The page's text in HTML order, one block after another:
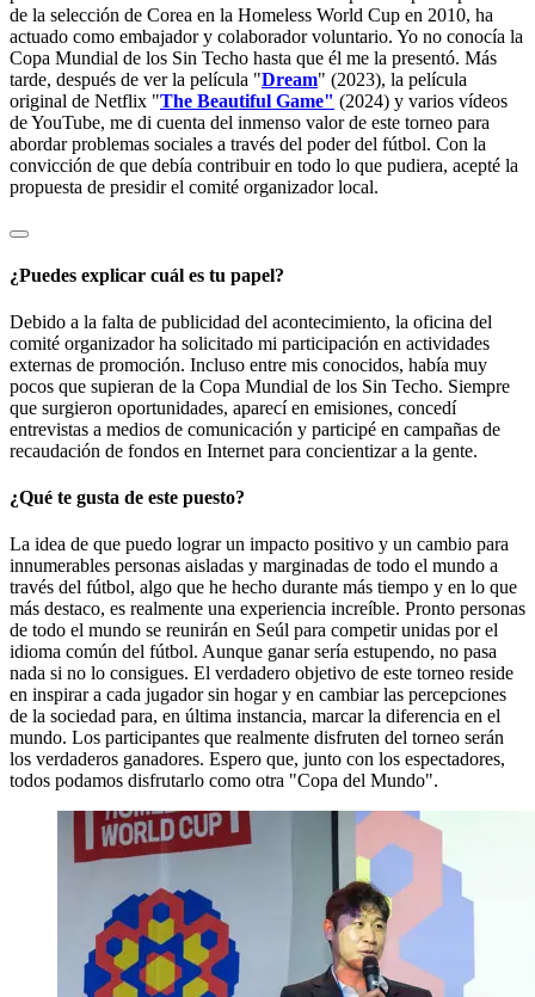
de la selección de Corea en la Homeless World Cup en 2010, ha
actuado como embajador y colaborador voluntario. Yo no conocía la
Copa Mundial de los Sin Techo hasta que él me la presentó. Más
tarde, después de ver la película "Dream" (2023), la película
original de Netflix "The Beautiful Game" (2024) y varios vídeos
de YouTube, me di cuenta del inmenso valor de este torneo para
abordar problemas sociales a través del poder del fútbol. Con la
convicción de que debía contribuir en todo lo que pudiera, acepté la
propuesta de presidir el comité organizador local.
¿Puedes explicar cuál es tu papel?
Debido a la falta de publicidad del acontecimiento, la oficina del
comité organizador ha solicitado mi participación en actividades
externas de promoción. Incluso entre mis conocidos, había muy
pocos que supieran de la Copa Mundial de los Sin Techo. Siempre
que surgieron oportunidades, aparecí en emisiones, concedí
entrevistas a medios de comunicación y participé en campañas de
recaudación de fondos en Internet para concientizar a la gente.
¿Qué te gusta de este puesto?
La idea de que puedo lograr un impacto positivo y un cambio para
innumerables personas aisladas y marginadas de todo el mundo a
través del fútbol, algo que he hecho durante más tiempo y en lo que
más destaco, es realmente una experiencia increíble. Pronto personas
de todo el mundo se reunirán en Seúl para competir unidas por el
idioma común del fútbol. Aunque ganar sería estupendo, no pasa
nada si no lo consigues. El verdadero objetivo de este torneo reside
en inspirar a cada jugador sin hogar y en cambiar las percepciones
de la sociedad para, en última instancia, marcar la diferencia en el
mundo. Los participantes que realmente disfruten del torneo serán
los verdaderos ganadores. Espero que, junto con los espectadores,
todos podamos disfrutarlo como otra "Copa del Mundo".